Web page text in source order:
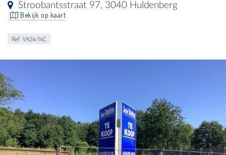
Stroobantsstraat 97, 3040 Huldenberg
Bekijk op kaart
Ref: VK24/14C